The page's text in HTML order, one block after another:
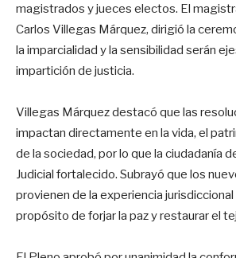
magistrados y jueces electos. El
Carlos Villegas Márquez, dirigió la
la imparcialidad y la sensibilidad serán
impartición de justicia.
Villegas Márquez destacó que las
impactan directamente en la vida, el
de la sociedad, por lo que la ciudadanía
Judicial fortalecido. Subrayó que los
provienen de la experiencia
propósito de forjar la paz y restaurar el